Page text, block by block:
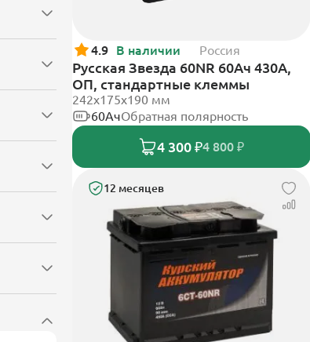
4.9 В наличии Россия
Русская Звезда 60NR 60Ач 430А,
ОП, стандартные клеммы
242x175x190 мм
60АчОбратная полярность
4 300 ₽4 800 ₽
12 месяцев